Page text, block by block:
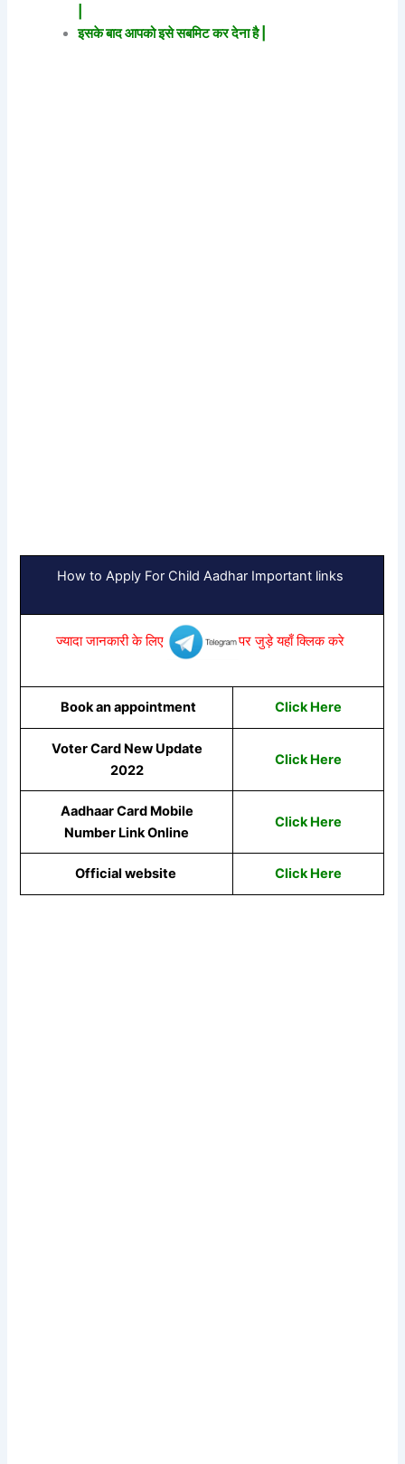
इसके बाद आपको इसे सबमिट कर देना है |
How to Apply For Child Aadhar Important links
ज्यादा जानकारी के लिए पर जुड़े यहाँ क्लिक करे
Book an appointment Click Here
Voter Card New Update
2022
Click Here
Aadhaar Card Mobile
Number Link Online
Click Here
Official website Click Here